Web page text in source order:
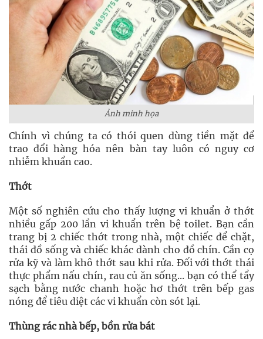
Ảnh minh họa
Chính vì chúng ta có thói quen dùng tiền mặt để
trao đổi hàng hóa nên bàn tay luôn có nguy cơ
nhiễm khuẩn cao.
Thớt
Một số nghiên cứu cho thấy lượng vi khuẩn ở thớt
nhiều gấp 200 lần vi khuẩn trên bệ toilet. Bạn cần
trang bị 2 chiếc thớt trong nhà, một chiếc để chặt,
thái đồ sống và chiếc khác dành cho đồ chín. Cần cọ
rửa kỹ và làm khô thớt sau khi rửa. Đối với thớt thái
thực phẩm nấu chín, rau củ ăn sống... bạn có thể tẩy
sạch bằng nước chanh hoặc hơ thớt trên bếp gas
nóng để tiêu diệt các vi khuẩn còn sót lại.
Thùng rác nhà bếp, bồn rửa bát